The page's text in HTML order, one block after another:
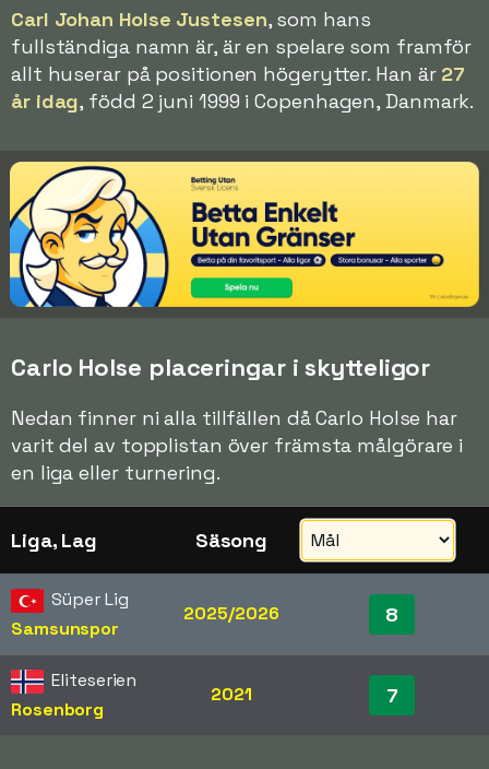
Carl Johan Holse Justesen, som hans
fullständiga namn är, är en spelare som framför
allt huserar på positionen högerytter. Han är 27
år idag, född 2 juni 1999 i Copenhagen, Danmark.
Carlo Holse placeringar i skytteligor
Nedan finner ni alla tillfällen då Carlo Holse har
varit del av topplistan över främsta målgörare i
en liga eller turnering.
Liga, Lag Säsong
Süper Lig
Samsunspor
2025/2026 8
Eliteserien
Rosenborg
2021 7